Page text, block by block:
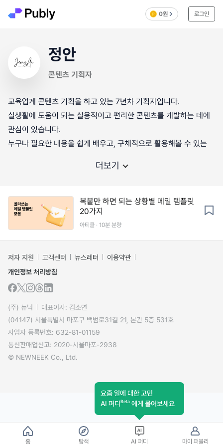
0원 로그인
정안
콘텐츠 기획자
교육업계 콘텐츠 기획을 하고 있는 7년차 기획자입니다.
실생활에 도움이 되는 실용적이고 편리한 콘텐츠를 개발하는 데에
관심이 있습니다.
누구나 필요한 내용을 쉽게 배우고, 구체적으로 활용해볼 수 있는
더보기
복붙만 하면 되는 상황별 메일 템플릿
20가지
아티클 · 10분 분량
저자 지원 고객센터 뉴스레터
이용약관
개인정보 처리방침
(주) 뉴닉
대표이사: 김소연
(04147) 서울특별시 마포구 백범로31길 21, 본관 5층 531호
사업자 등록번호: 632-81-01159
통신판매업신고: 2020-서울마포-2938
© NEWNEEK Co., Ltd.
홈 탐색
요즘 일에 대한 고민
AI 퍼디Beta 에게 물어보세요
AI 퍼디 마이 퍼블리